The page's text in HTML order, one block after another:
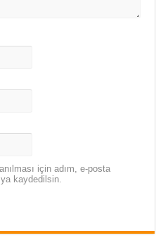
için adım, e-posta
kaydedilsin.